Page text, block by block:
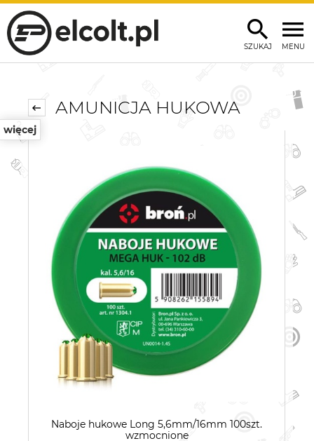
MENU
SZUKAJ
więcej
AMUNICJA HUKOWA
Naboje hukowe Long 5,6mm/16mm 100szt.
wzmocnione